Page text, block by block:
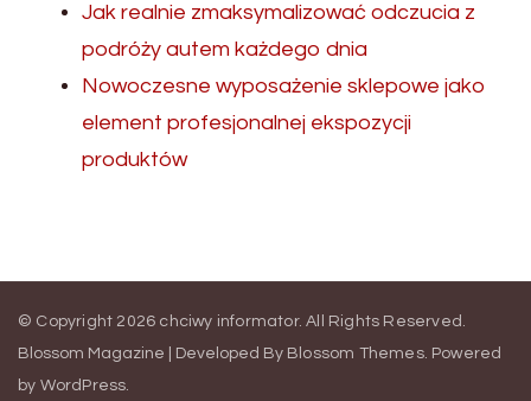
Jak realnie zmaksymalizować odczucia z
podróży autem każdego dnia
Nowoczesne wyposażenie sklepowe jako
element profesjonalnej ekspozycji
produktów
© Copyright 2026 chciwy informator. All Rights Reserved.
Blossom Magazine | Developed By Blossom Themes. Powered
by WordPress.